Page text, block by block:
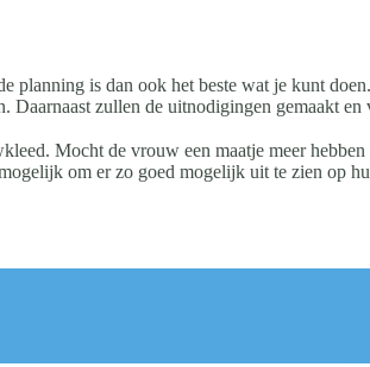
planning is dan ook het beste wat je kunt
zullen de uitnodigingen gemaakt en
Mocht de vrouw een maatje meer
om er zo goed mogelijk uit te zien op